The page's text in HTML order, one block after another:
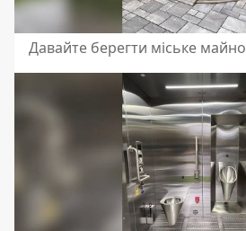
Давайте берегти міське майно